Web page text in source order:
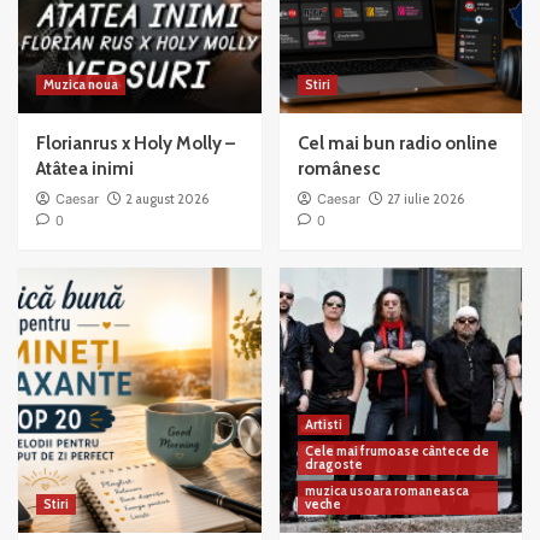
Muzica noua
Florianrus x Holy Molly –
Atâtea inimi
Caesar
2 august 2026
0
Stiri
Cel mai bun radio online
românesc
Caesar
27 iulie 2026
0
Stiri
Artisti
Cele mai frumoase cântece de
dragoste
muzica usoara romaneasca
veche